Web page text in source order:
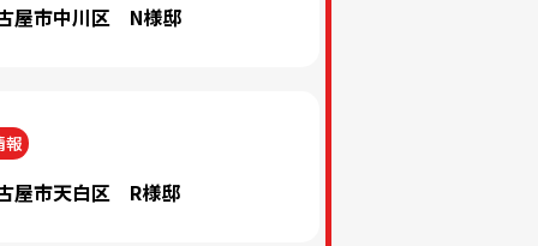
屋市中川区 N様邸
報
屋市天白区 R様邸